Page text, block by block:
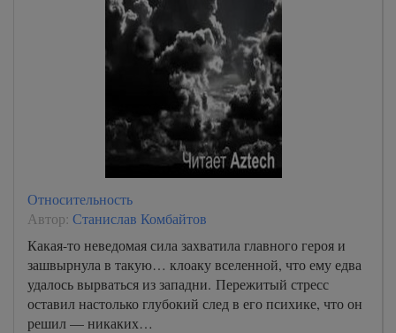
Относительность
Автор: Станислав Комбайтов
Какая-то неведомая сила захватила главного героя и
зашвырнула в такую… клоаку вселенной, что ему едва
удалось вырваться из западни. Пережитый стресс
оставил настолько глубокий след в его психике, что он
решил — никаких…